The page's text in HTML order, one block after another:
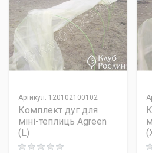
Артикул: 120102100102
Комплект дуг для
міні-теплиць Agreen
(L)
Rating: 0 out of 5